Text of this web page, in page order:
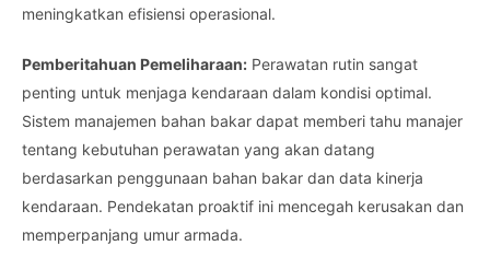
meningkatkan efisiensi operasional.
Pemberitahuan Pemeliharaan: Perawatan rutin sangat
penting untuk menjaga kendaraan dalam kondisi optimal.
Sistem manajemen bahan bakar dapat memberi tahu manajer
tentang kebutuhan perawatan yang akan datang
berdasarkan penggunaan bahan bakar dan data kinerja
kendaraan. Pendekatan proaktif ini mencegah kerusakan dan
memperpanjang umur armada.